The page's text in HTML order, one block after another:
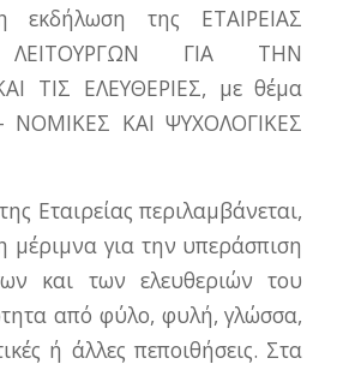
εκδήλωση της ΕΤΑΙΡΕΙΑΣ
ΛΕΙΤΟΥΡΓΩΝ ΓΙΑ ΤΗΝ
ΤΙΣ ΕΛΕΥΘΕΡΙΕΣ, με θέμα
ΝΟΜΙΚΕΣ ΚΑΙ ΨΥΧΟΛΟΓΙΚΕΣ
Εταιρείας περιλαμβάνεται,
μέριμνα για την υπεράσπιση
και των ελευθεριών του
από φύλο, φυλή, γλώσσα,
ή άλλες πεποιθήσεις. Στα